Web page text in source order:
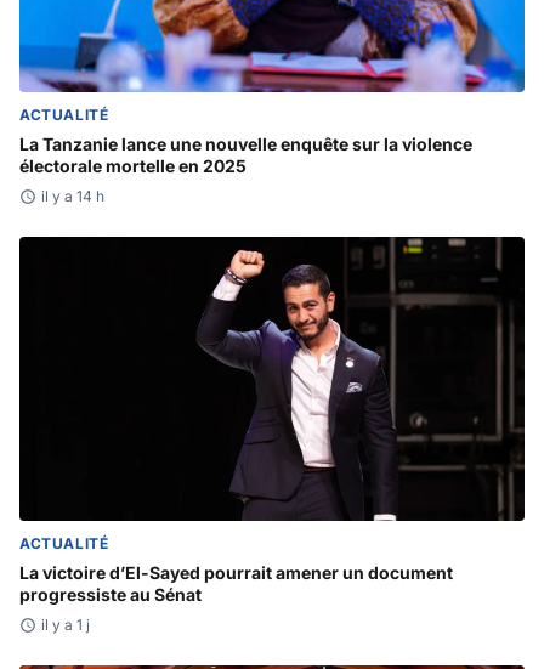
ACTUALITÉ
La Tanzanie lance une nouvelle enquête sur la violence
électorale mortelle en 2025
il y a 14 h
ACTUALITÉ
La victoire d’El-Sayed pourrait amener un document
progressiste au Sénat
il y a 1 j